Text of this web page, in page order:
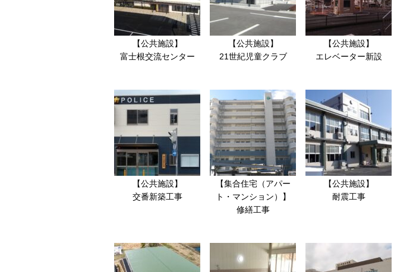
【公共施設】
富士根交流センター
【公共施設】
21世紀児童クラブ
【公共施設】
エレベーター新設
【公共施設】
交番新築工事
【集合住宅（アパー
ト・マンション）】
修繕工事
【公共施設】
耐震工事